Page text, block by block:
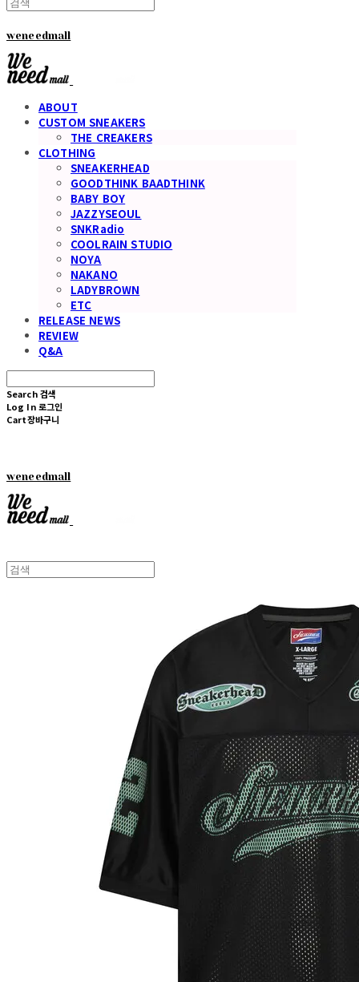
weneedmall
ABOUT
CUSTOM SNEAKERS
THE CREAKERS
CLOTHING
SNEAKERHEAD
GOODTHINK BAADTHINK
BABY BOY
JAZZYSEOUL
SNKRadio
COOLRAIN STUDIO
NOYA
NAKANO
LADYBROWN
ETC
RELEASE NEWS
REVIEW
Q&A
Search 검색
Log In 로그인
Cart장바구니
weneedmall